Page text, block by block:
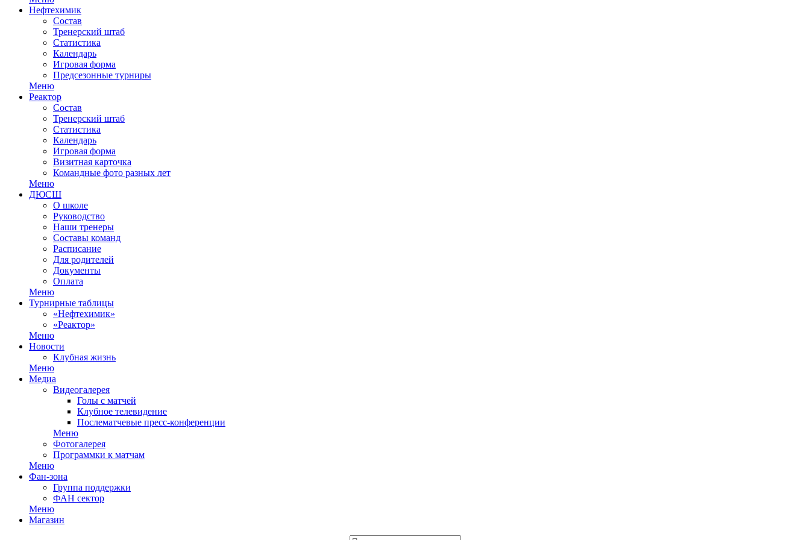
Нефтехимик
Состав
Тренерский штаб
Статистика
Календарь
Игровая форма
Предсезонные турниры
Меню
Реактор
Состав
Тренерский штаб
Статистика
Календарь
Игровая форма
Визитная карточка
Командные фото разных лет
Меню
ДЮСШ
О школе
Руководство
Наши тренеры
Составы команд
Расписание
Для родителей
Документы
Оплата
Меню
Турнирные таблицы
«Нефтехимик»
«Реактор»
Меню
Новости
Клубная жизнь
Меню
Медиа
Видеогалерея
Голы с матчей
Клубное телевидение
Послематчевые пресс-конференции
Меню
Фотогалерея
Программки к матчам
Меню
Фан-зона
Группа поддержки
ФАН сектор
Меню
Магазин